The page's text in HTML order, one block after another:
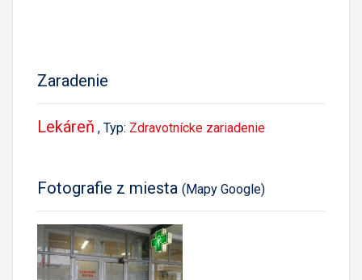
Zaradenie
Lekáreň , Typ: Zdravotnícke zariadenie
Fotografie z miesta (Mapy Google)